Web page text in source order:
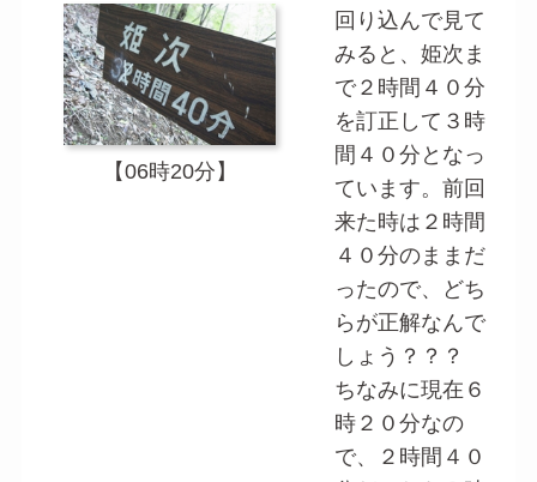
【06時20分】
回り込んで見て
みると、姫次ま
で２時間４０分
を訂正して３時
間４０分となっ
ています。前回
来た時は２時間
４０分のままだ
ったので、どち
らが正解なんで
しょう？？？
ちなみに現在６
時２０分なの
で、２時間４０